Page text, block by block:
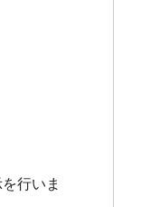
行いま